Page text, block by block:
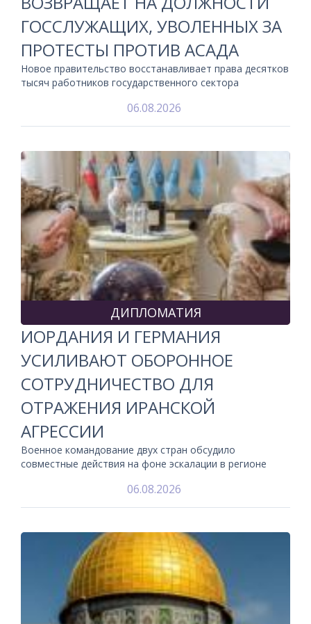
ГОССЛУЖАЩИХ, УВОЛЕННЫХ ЗА
ПРОТЕСТЫ ПРОТИВ АСАДА
Новое правительство восстанавливает права десятков
тысяч работников государственного сектора
06.08.2026
ДИПЛОМАТИЯ
ИОРДАНИЯ И ГЕРМАНИЯ
УСИЛИВАЮТ ОБОРОННОЕ
СОТРУДНИЧЕСТВО ДЛЯ
ОТРАЖЕНИЯ ИРАНСКОЙ
АГРЕССИИ
Военное командование двух стран обсудило
совместные действия на фоне эскалации в регионе
06.08.2026